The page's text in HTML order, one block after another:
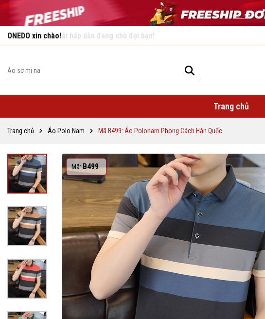
Vô vàn khuyến mãi hấp dẫn đang chờ đợi bạn!
Trang chủ
Trang chủ Áo Polo Nam Mã B499: Áo Polonam Phong Cách Hàn Quốc
Mã:B499